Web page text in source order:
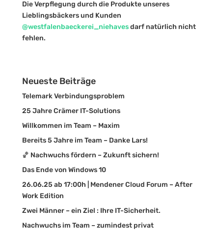
Die Verpflegung durch die Produkte unseres
Lieblingsbäckers und Kunden
@westfalenbaeckerei_niehavesdarf natürlich nicht
fehlen.
Neueste Beiträge
Telemark Verbindungsproblem
25 Jahre Crämer IT-Solutions
Willkommen im Team – Maxim
Bereits 5 Jahre im Team – Danke Lars!
🏀 Nachwuchs fördern – Zukunft sichern!
Das Ende von Windows 10
26.06.25 ab 17:00h | Mendener Cloud Forum – After
Work Edition
Zwei Männer – ein Ziel : Ihre IT-Sicherheit.
Nachwuchs im Team – zumindest privat